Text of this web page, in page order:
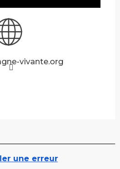
vivante.org
une erreur